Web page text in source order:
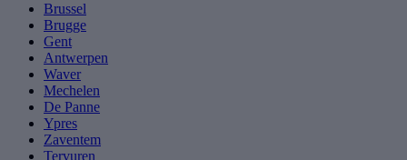
Brussel
Brugge
Gent
Antwerpen
Waver
Mechelen
De Panne
Ypres
Zaventem
Tervuren